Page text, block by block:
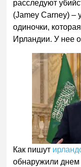
расследуют
(Jamey Carney) –
одиночки,
Ирландии. У нее
Как пишут
обнаружили днем